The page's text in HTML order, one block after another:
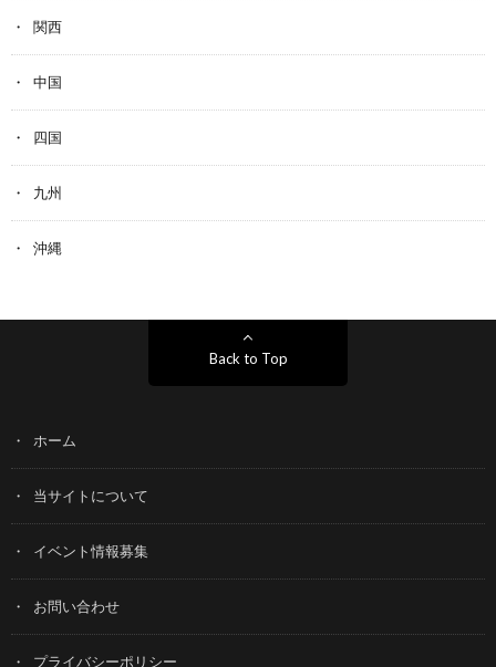
関西
中国
四国
九州
沖縄
Back to Top
ホーム
当サイトについて
イベント情報募集
お問い合わせ
プライバシーポリシー